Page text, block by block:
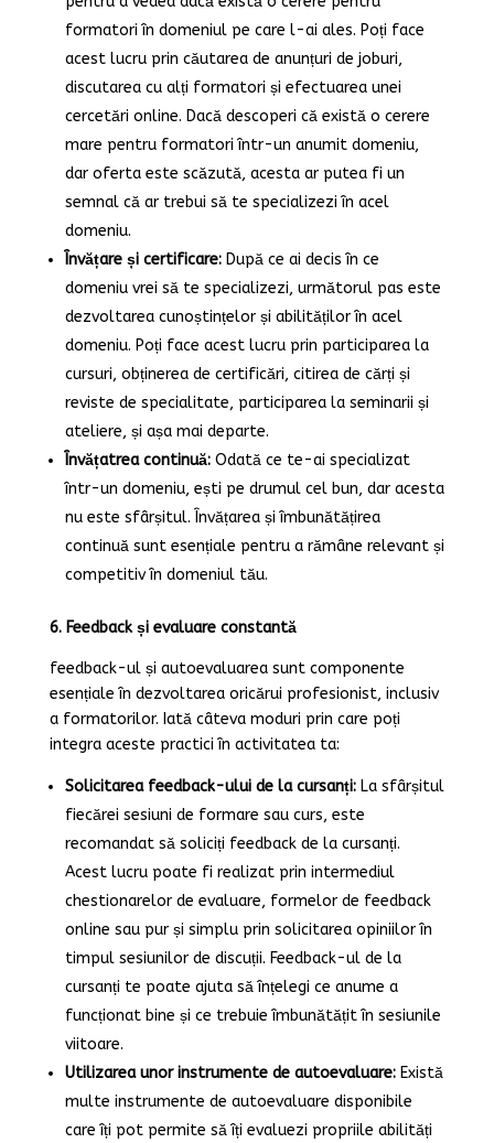
formatori în domeniul pe care l-ai ales. Poți face
acest lucru prin căutarea de anunțuri de joburi,
discutarea cu alți formatori și efectuarea unei
cercetări online. Dacă descoperi că există o cerere
mare pentru formatori într-un anumit domeniu,
dar oferta este scăzută, acesta ar putea fi un
semnal că ar trebui să te specializezi în acel
domeniu.
Învățare și certificare:După ce ai decis în ce
domeniu vrei să te specializezi, următorul pas este
dezvoltarea cunoștințelor și abilităților în acel
domeniu. Poți face acest lucru prin participarea la
cursuri, obținerea de certificări, citirea de cărți și
reviste de specialitate, participarea la seminarii și
ateliere, și așa mai departe.
Învățatrea continuă:Odată ce te-ai specializat
într-un domeniu, ești pe drumul cel bun, dar acesta
nu este sfârșitul. Învățarea și îmbunătățirea
continuă sunt esențiale pentru a rămâne relevant și
competitiv în domeniul tău.
6. Feedback și evaluare constantă
feedback-ul și autoevaluarea sunt componente
esențiale în dezvoltarea oricărui profesionist, inclusiv
a formatorilor. Iată câteva moduri prin care poți
integra aceste practici în activitatea ta:
Solicitarea feedback-ului de la cursanți:La sfârșitul
fiecărei sesiuni de formare sau curs, este
recomandat să soliciți feedback de la cursanți.
Acest lucru poate fi realizat prin intermediul
chestionarelor de evaluare, formelor de feedback
online sau pur și simplu prin solicitarea opiniilor în
timpul sesiunilor de discuții. Feedback-ul de la
cursanți te poate ajuta să înțelegi ce anume a
funcționat bine și ce trebuie îmbunătățit în sesiunile
viitoare.
Utilizarea unor instrumente de autoevaluare:Există
multe instrumente de autoevaluare disponibile
care îți pot permite să îți evaluezi propriile abilități